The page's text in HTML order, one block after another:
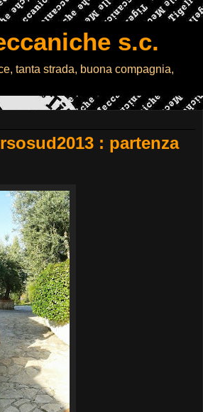
s.c.
tanta strada, buona compagnia,
: partenza